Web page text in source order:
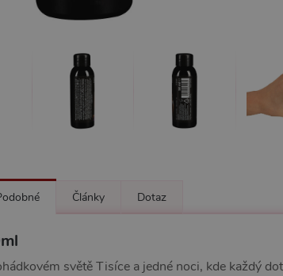
Články Dotaz
světě Tisíce a jedné noci, kde každý